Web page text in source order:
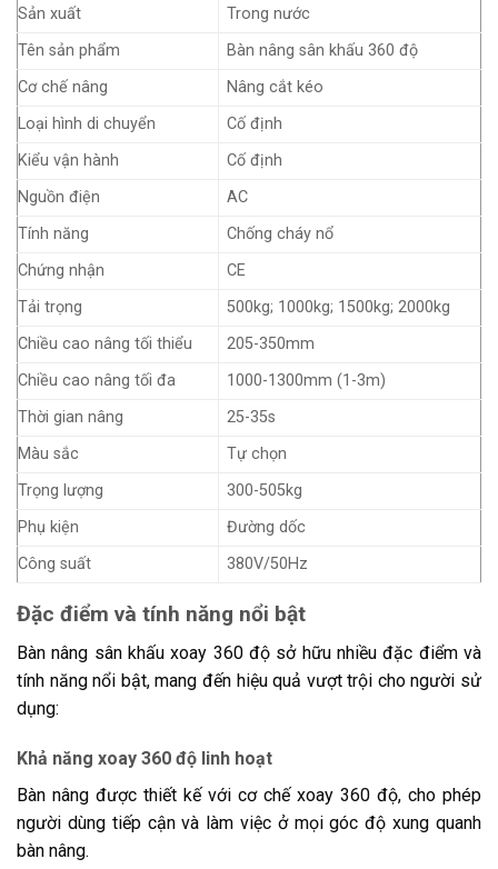
Sản xuất
Trong nước
Tên sản phẩm
Bàn nâng sân khấu 360 độ
Cơ chế nâng
Nâng cắt kéo
Loại hình di chuyển
Cố định
Kiểu vận hành
Cố định
Nguồn điện
AC
Tính năng
Chống cháy nổ
Chứng nhận
CE
Tải trọng
500kg; 1000kg; 1500kg; 2000kg
Chiều cao nâng tối thiểu
205-350mm
Chiều cao nâng tối đa
1000-1300mm (1-3m)
Thời gian nâng
25-35s
Màu sắc
Tự chọn
Trọng lượng
300-505kg
Phụ kiện
Đường dốc
Công suất
380V/50Hz
Đặc điểm và tính năng nổi bật
Bàn nâng sân khấu xoay 360 độ sở hữu nhiều đặc điểm và
tính năng nổi bật, mang đến hiệu quả vượt trội cho người sử
dụng:
Khả năng xoay 360 độ linh hoạt
Bàn nâng được thiết kế với cơ chế xoay 360 độ, cho phép
người dùng tiếp cận và làm việc ở mọi góc độ xung quanh
bàn nâng.